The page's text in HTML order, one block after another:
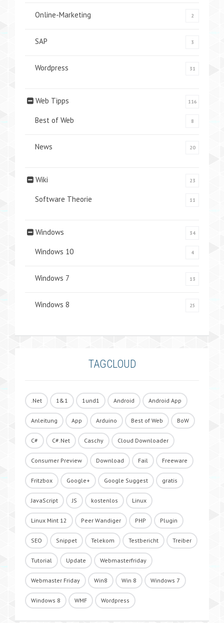
Online-Marketing 2
SAP 3
Wordpress 31
Web Tipps 116
Best of Web 8
News 20
Wiki 23
Software Theorie 11
Windows 34
Windows 10 4
Windows 7 13
Windows 8 25
TAGCLOUD
.Net 1&1 1und1 Android Android App
Anleitung App Arduino Best of Web BoW
C# C#.Net Caschy Cloud Downloader
Consumer Preview Download Fail Freeware
Fritzbox Google+ Google Suggest gratis
JavaScript JS kostenlos Linux
Linux Mint 12 Peer Wandiger PHP Plugin
SEO Snippet Telekom Testbericht Treiber
Tutorial Update Webmasterfriday
Webmaster Friday Win8 Win 8 Windows 7
Windows 8 WMF Wordpress